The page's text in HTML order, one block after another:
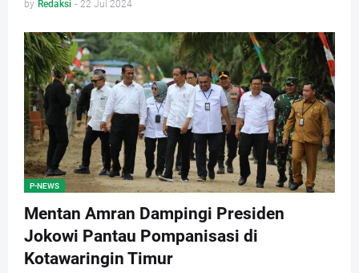
by Redaksi - 22 Jul 2024
P-NEWS
Mentan Amran Dampingi Presiden
Jokowi Pantau Pompanisasi di
Kotawaringin Timur